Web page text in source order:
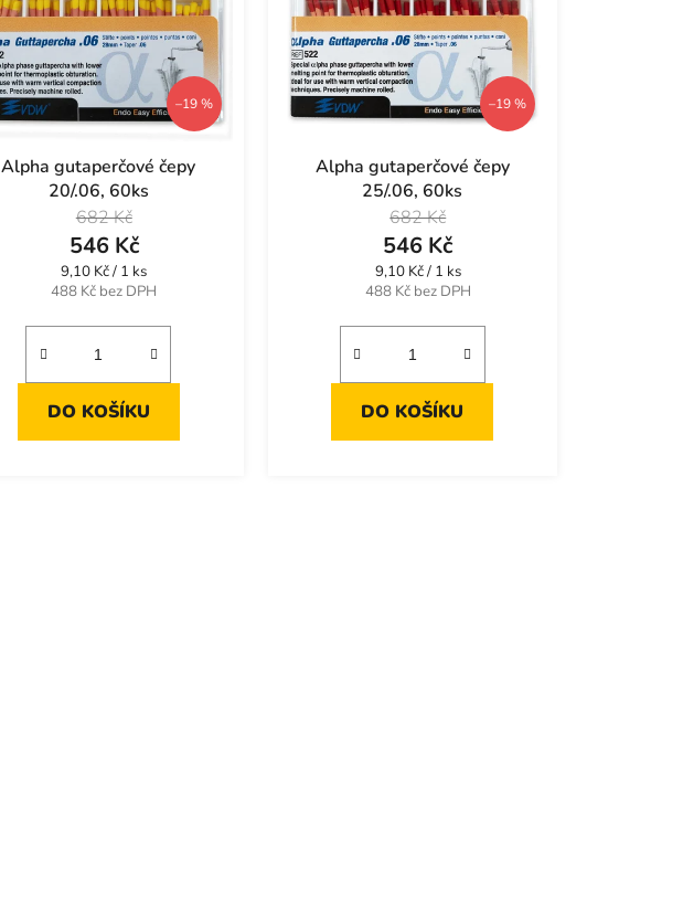
p
r
o
d
–19 %
Alpha gutaperčové čepy
20/.06, 60ks
488 Kč bez DPH
546 Kč
682 Kč
Měrná
cena:
9,10 Kč / 1 ks
DO KOŠÍKU
–19 %
Alpha gutaperčové čepy
25/.06, 60ks
488 Kč bez DPH
546 Kč
682 Kč
Měrná
cena:
9,10 Kč / 1 ks
DO KOŠÍKU